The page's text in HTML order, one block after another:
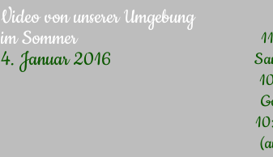
Video von unserer Umgebung
im Sommer
4. Januar 2016